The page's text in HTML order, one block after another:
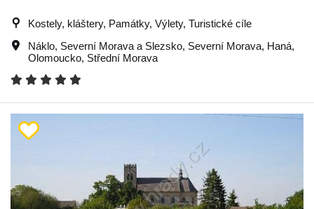
Kostely, kláštery, Památky, Výlety, Turistické cíle
Náklo, Severní Morava a Slezsko, Severní Morava, Haná,
Olomoucko, Střední Morava